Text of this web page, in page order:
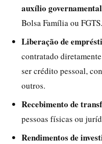
auxílio governamental
Bolsa Família ou FGTS.
Liberação de
contratado
ser crédito pessoal,
outros.
Recebimento de
pessoas físicas ou
Rendimentos de